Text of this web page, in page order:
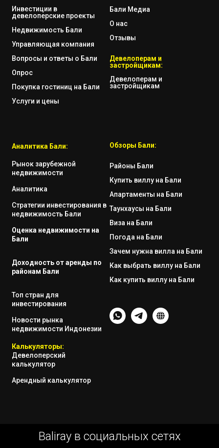
Инвестиции в
девелоперские проекты
Недвижимость Бали
Управляющая компания
Вопросы и ответы о Бали
Опрос
Покупка гостиниц на Бали
Услуги и цены
Бали Медиа
О нас
Отзывы
Девелоперам и
застройщикам:
Девелоперам и
застройщикам
Аналитика Бали:
Рынок зарубежной
недвижимости
Аналитика
Стратегии инвестирования в
недвижимость Бали
Оценка недвижимости на
Бали
Доходность от аренды по
районам Бали
Топ стран для
инвестирования
Новости рынка
недвижимости Индонезии
Калькуляторы:
Девелоперский
калькулятор
Арендный калькулятор
Обзоры Бали:
Районы Бали
Купить виллу на Бали
Апартаменты на Бали
Таунхаусы на Бали
Виза на Бали
Погода на Бали
Зачем нужна вилла на Бали
Как выбрать виллу на Бали
Как купить виллу на Бали
Baliray в социальных сетях